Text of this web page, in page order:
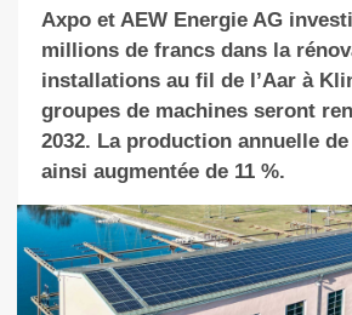
Axpo et AEW Energie AG
millions de francs dans la
installations au fil de l’Aarà
groupes de machines seront
2032. La production annuelle
ainsi augmentée de 11 %.